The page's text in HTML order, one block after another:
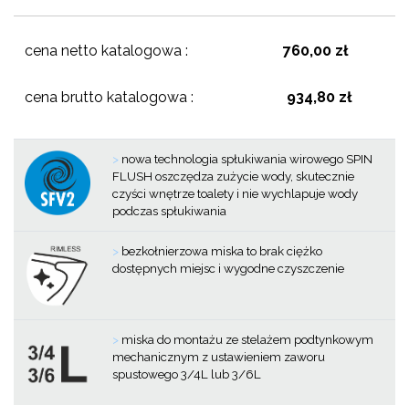
cena netto katalogowa : 760,00 zł
cena brutto katalogowa : 934,80 zł
> nowa technologia spłukiwania wirowego SPIN
FLUSH oszczędza zużycie wody, skutecznie
czyści wnętrze toalety i nie wychlapuje wody
podczas spłukiwania
> bezkołnierzowa miska to brak ciężko
dostępnych miejsc i wygodne czyszczenie
> miska do montażu ze stelażem podtynkowym
mechanicznym z ustawieniem zaworu
spustowego 3/4L lub 3/6L